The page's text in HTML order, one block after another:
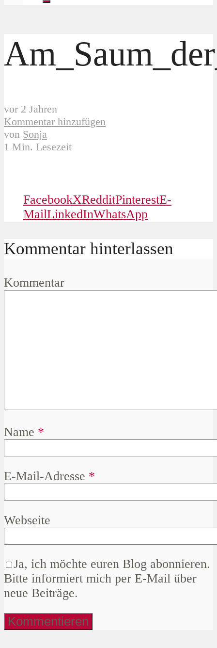
vor 2 Jahren
Kommentar hinzufügen
von Sonja
1 Min. Lesezeit
FacebookXRedditPinterestE-
MailLinkedInWhatsApp
Kommentar hinterlassen
Kommentar
Name *
E-Mail-Adresse *
Webseite
Ja, ich möchte euren Blog abonnieren.
Bitte informiert mich per E-Mail über
neue Beiträge.